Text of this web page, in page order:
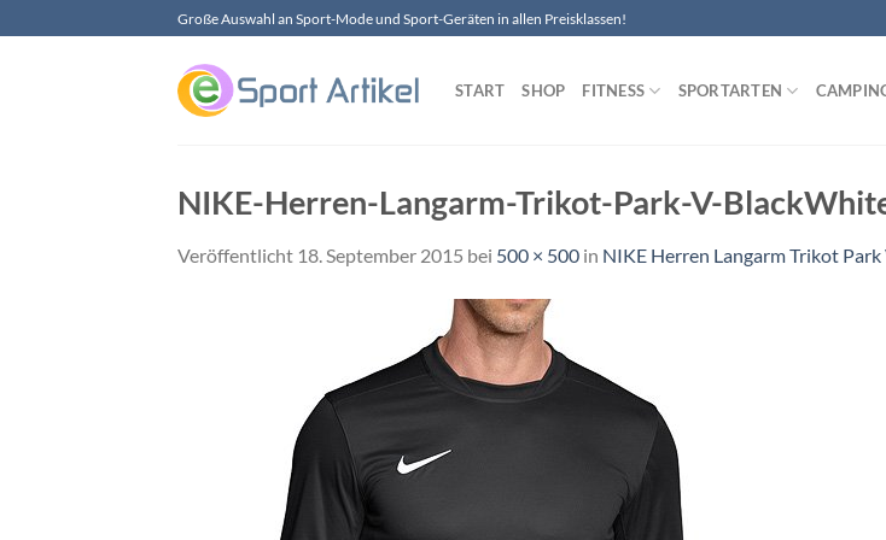
Inhalt
Große Auswahl an Sport-Mode und Sport-Geräten in allen Preisklassen!
START SHOP FITNESS SPORTARTEN
NIKE-Herren-Langarm-Trikot-Park-V-
Veröffentlicht 18. September 2015 bei 500 × 500 in NIKE Herren Langarm Trikot Park